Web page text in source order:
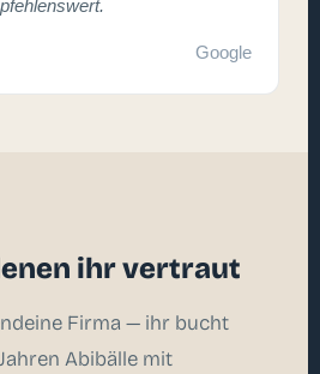
Google
ihr vertraut
Firma — ihr bucht
Abibälle mit